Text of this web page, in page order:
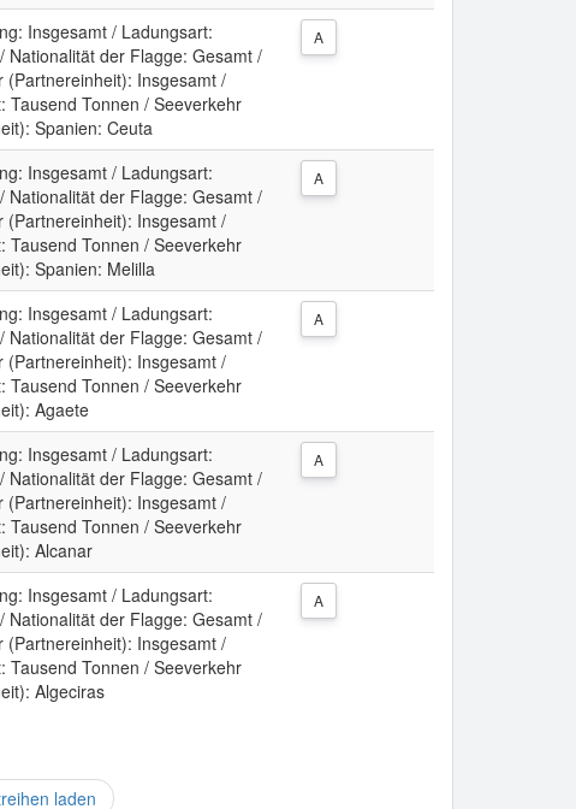
Insgesamt / Ladungsart:
Nationalität der Flagge: Gesamt /
(Partnereinheit): Insgesamt /
Tausend Tonnen / Seeverkehr
Spanien: Ceuta
A
Insgesamt / Ladungsart:
Nationalität der Flagge: Gesamt /
(Partnereinheit): Insgesamt /
Tausend Tonnen / Seeverkehr
Spanien: Melilla
A
Insgesamt / Ladungsart:
Nationalität der Flagge: Gesamt /
(Partnereinheit): Insgesamt /
Tausend Tonnen / Seeverkehr
Agaete
A
Insgesamt / Ladungsart:
Nationalität der Flagge: Gesamt /
(Partnereinheit): Insgesamt /
Tausend Tonnen / Seeverkehr
Alcanar
A
Insgesamt / Ladungsart:
Nationalität der Flagge: Gesamt /
(Partnereinheit): Insgesamt /
Tausend Tonnen / Seeverkehr
Algeciras
A
laden